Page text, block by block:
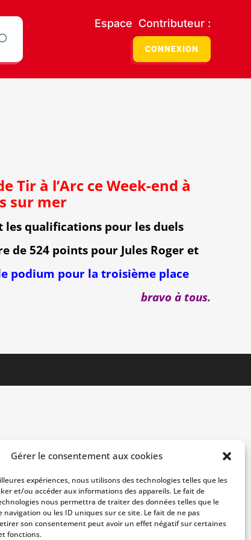
Gérer le consentement aux cookies
expériences, nous utilisons des technologies telles que les
et/ou accéder aux informations des appareils. Le fait de
nous permettra de traiter des données telles que le
ou les ID uniques sur ce site. Le fait de ne pas
son consentement peut avoir un effet négatif sur certaines
fonctions.
Espace Contributeur :
CONNEXION
Tir à l’Arc ce Week-end à
sur mer
qualifications pour les duels
de 524 points pour Jules Roger et
podium pour la troisième place
bravo à tous.